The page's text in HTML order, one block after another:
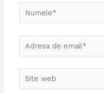
Numele*
Adresa
de
email*
Site
web